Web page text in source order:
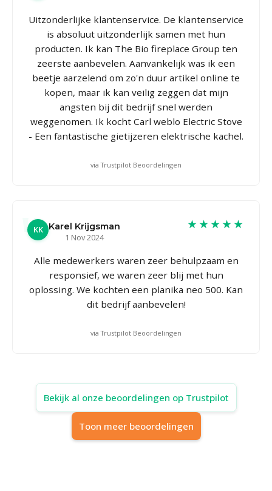
Uitzonderlijke klantenservice. De klantenservice
is absoluut uitzonderlijk samen met hun
producten. Ik kan The Bio fireplace Group ten
zeerste aanbevelen. Aanvankelijk was ik een
beetje aarzelend om zo'n duur artikel online te
kopen, maar ik kan veilig zeggen dat mijn
angsten bij dit bedrijf snel werden
weggenomen. Ik kocht Carl weblo Electric Stove
- Een fantastische gietijzeren elektrische kachel.
via Trustpilot Beoordelingen
KK Karel Krijgsman
1 Nov 2024
★★★★★
Alle medewerkers waren zeer behulpzaam en
responsief, we waren zeer blij met hun
oplossing. We kochten een planika neo 500. Kan
dit bedrijf aanbevelen!
via Trustpilot Beoordelingen
Bekijk al onze beoordelingen op Trustpilot
Toon meer beoordelingen